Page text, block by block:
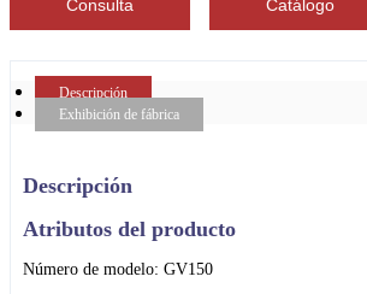
Consulta Catálogo
Descripción
Exhibición de fábrica
Descripción
Atributos del producto
Número de modelo: GV150